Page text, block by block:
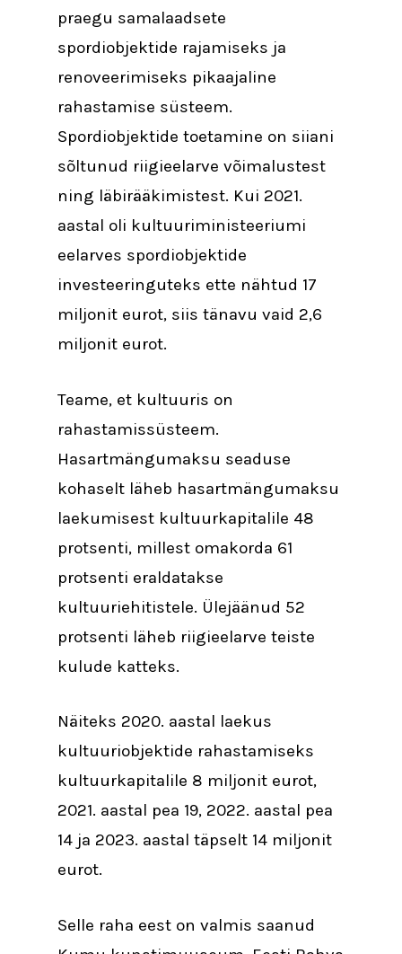
praegu samalaadsete
spordiobjektide rajamiseks ja
renoveerimiseks pikaajaline
rahastamise süsteem.
Spordiobjektide toetamine on siiani
sõltunud riigieelarve võimalustest
ning läbirääkimistest. Kui 2021.
aastal oli kultuuriministeeriumi
eelarves spordiobjektide
investeeringuteks ette nähtud 17
miljonit eurot, siis tänavu vaid 2,6
miljonit eurot.
Teame, et kultuuris on
rahastamissüsteem.
Hasartmängumaksu seaduse
kohaselt läheb hasartmängumaksu
laekumisest kultuurkapitalile 48
protsenti, millest omakorda 61
protsenti eraldatakse
kultuuriehitistele. Ülejäänud 52
protsenti läheb riigieelarve teiste
kulude katteks.
Näiteks 2020. aastal laekus
kultuuriobjektide rahastamiseks
kultuurkapitalile 8 miljonit eurot,
2021. aastal pea 19, 2022. aastal pea
14 ja 2023. aastal täpselt 14 miljonit
eurot.
Selle raha eest on valmis saanud